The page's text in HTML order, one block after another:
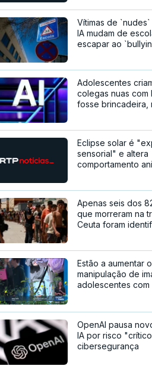
Vítimas de
IA mudam de
escapar ao
Adolescentes
colegas nuas com
fosse brincadeira,
Eclipse solar é
sensorial" e altera
comportamento
Apenas seis dos
que morreram na
Ceuta foram
Estão a aumentar
manipulação de
adolescentes com
OpenAI pausa
IA por risco
cibersegurança